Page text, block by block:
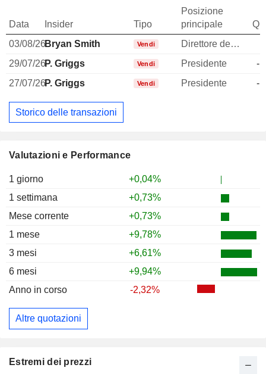
Valutazioni e Performance
1 giorno
+0,04%
1 settimana
+0,73%
Mese corrente
+0,73%
1 mese
+9,78%
3 mesi
+6,61%
6 mesi
+9,94%
Anno in corso
-2,32%
Altre quotazioni
Estremi dei prezzi
Data Insider Tipo
Posizione
principale
03/08/26Bryan Smith Vendi Direttore delle risorse umane
29/07/26P. Griggs Vendi Presidente
-
27/07/26P. Griggs Vendi Presidente -
Storico delle transazioni